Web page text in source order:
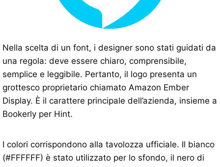
Nella scelta di un font, i designer sono stati guidati da
una regola: deve essere chiaro, comprensibile,
semplice e leggibile. Pertanto, il logo presenta un
grottesco proprietario chiamato Amazon Ember
Display. È il carattere principale dell’azienda, insieme a
Bookerly per Hint.
I colori corrispondono alla tavolozza ufficiale. Il bianco
(#FFFFFF) è stato utilizzato per lo sfondo, il nero di